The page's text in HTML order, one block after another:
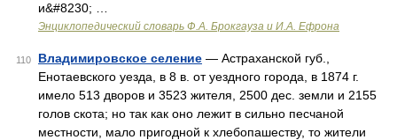
и&#8230; …
Энциклопедический словарь Ф.А. Брокгауза и И.А. Ефрона
110 Владимировское селение — Астраханской губ.,
Енотаевского уезда, в 8 в. от уездного города, в 1874 г.
имело 513 дворов и 3523 жителя, 2500 дес. земли и 2155
голов скота; но так как оно лежит в сильно песчаной
местности, мало пригодной к хлебопашеству, то жители